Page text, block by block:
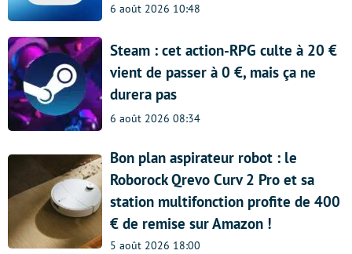
6 août 2026 10:48
Steam : cet action-RPG culte à 20 €
vient de passer à 0 €, mais ça ne
durera pas
6 août 2026 08:34
Bon plan aspirateur robot : le
Roborock Qrevo Curv 2 Pro et sa
station multifonction profite de 400
€ de remise sur Amazon !
5 août 2026 18:00